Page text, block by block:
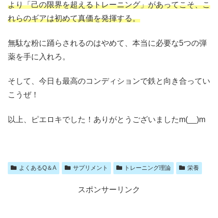
より「己の限界を超えるトレーニング」があってこそ、こ
れらのギアは初めて真価を発揮する。
無駄な粉に踊らされるのはやめて、本当に必要な5つの弾
薬を手に入れろ。
そして、今日も最高のコンディションで鉄と向き合ってい
こうぜ！
以上、ピエロキでした！ありがとうございましたm(__)m
よくあるQ＆A サプリメント トレーニング理論 栄養
スポンサーリンク